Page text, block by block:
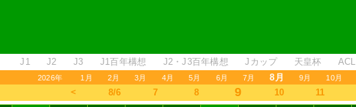
J1 J2 J3 J1百年構想 J2・J3百年構想 Jカップ 天皇杯 ACL
2026年 1月 2月 3月 4月 5月 6月 7月 8月 9月 10月
＜ 8/6 7 8 9 10 11